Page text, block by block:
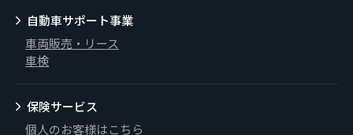
自動車サポート事業
車両販売・リース
車検
保険サービス
個人のお客様はこちら